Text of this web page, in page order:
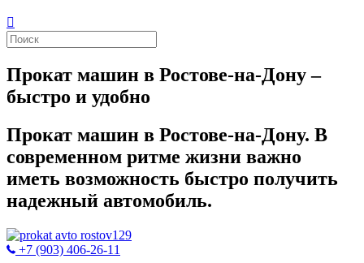
Прокат машин в Ростове-на-Дону –
быстро и удобно
Прокат машин в Ростове-на-Дону. В
современном ритме жизни важно
иметь возможность быстро получить
надежный автомобиль.
+7 (903) 406-26-11